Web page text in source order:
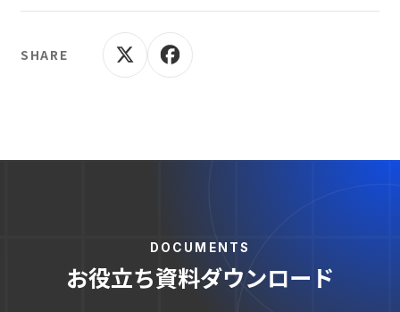
SHARE
DOCUMENTS
お役立ち資料ダウンロード